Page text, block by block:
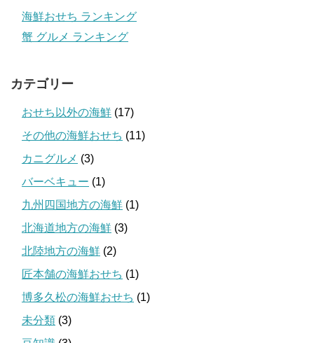
海鮮おせち ランキング
蟹 グルメ ランキング
カテゴリー
おせち以外の海鮮 (17)
その他の海鮮おせち (11)
カニグルメ (3)
バーベキュー (1)
九州四国地方の海鮮 (1)
北海道地方の海鮮 (3)
北陸地方の海鮮 (2)
匠本舗の海鮮おせち (1)
博多久松の海鮮おせち (1)
未分類 (3)